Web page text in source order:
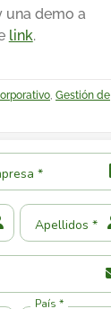
una demo a
link.
Gestión de